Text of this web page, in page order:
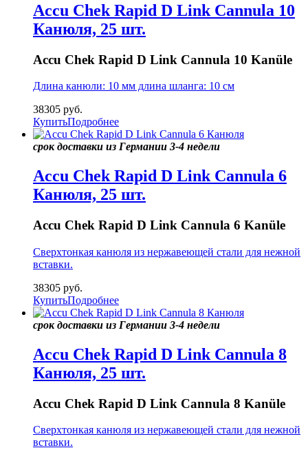
Accu Chek Rapid D Link Cannula 10
Канюля, 25 шт.
Accu Chek Rapid D Link Cannula 10 Kanüle
Длина канюли: 10 мм длина шланга: 10 см
38305 руб.
КупитьПодробнее
срок доставки из Германии 3-4 недели
Accu Chek Rapid D Link Cannula 6
Канюля, 25 шт.
Accu Chek Rapid D Link Cannula 6 Kanüle
Сверхтонкая канюля из нержавеющей стали для нежной
вставки.
38305 руб.
КупитьПодробнее
срок доставки из Германии 3-4 недели
Accu Chek Rapid D Link Cannula 8
Канюля, 25 шт.
Accu Chek Rapid D Link Cannula 8 Kanüle
Сверхтонкая канюля из нержавеющей стали для нежной
вставки.